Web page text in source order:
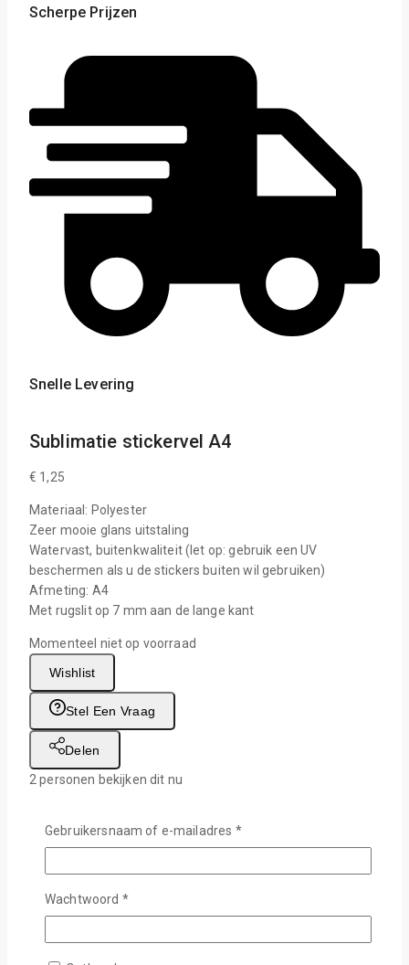
Scherpe Prijzen
Snelle Levering
Sublimatie stickervel A4
€ 1,25
Materiaal: Polyester
Zeer mooie glans uitstaling
Watervast, buitenkwaliteit (let op: gebruik een UV
beschermen als u de stickers buiten wil gebruiken)
Afmeting: A4
Met rugslit op 7 mm aan de lange kant
Momenteel niet op voorraad
Wishlist
Stel Een Vraag
Delen
2 personen bekijken dit nu
Gratis verzending :Vanaf €75,-
Veilig afrekenen met:
Gebruikersnaam of e-mailadres *Vereist
Wachtwoord *Vereist